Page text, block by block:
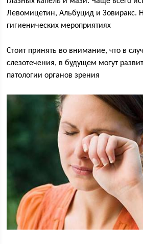
Левомицетин, Альбуцид и Зовиракс.
гигиенических мероприятиях
Стоит принять во внимание, что в
слезотечения, в будущем могут
патологии органов зрения